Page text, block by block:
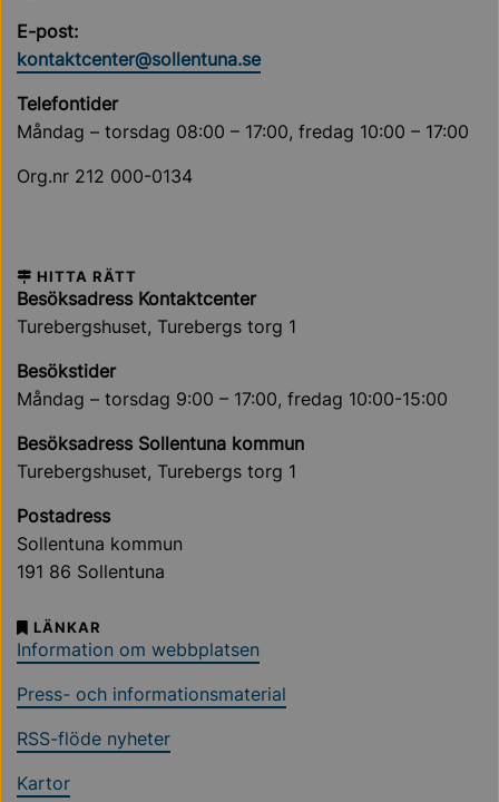
E-post:
kontaktcenter@sollentuna.se
Telefontider
Måndag – torsdag 08:00 – 17:00, fredag 10:00 – 17:00
Org.nr 212 000-0134
HITTA RÄTT
Besöksadress Kontaktcenter
Turebergshuset, Turebergs torg 1
Besökstider
Måndag – torsdag 9:00 – 17:00, fredag 10:00-15:00
Besöksadress Sollentuna kommun
Turebergshuset, Turebergs torg 1
Postadress
Sollentuna kommun
191 86 Sollentuna
LÄNKAR
Information om webbplatsen
Press- och informationsmaterial
RSS-flöde nyheter
Kartor